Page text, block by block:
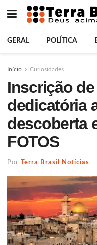
GERAL POLÍTICA
Início Curiosidades
Inscrição
dedicatória
descoberta
FOTOS
Por Terra Brasil Notícias